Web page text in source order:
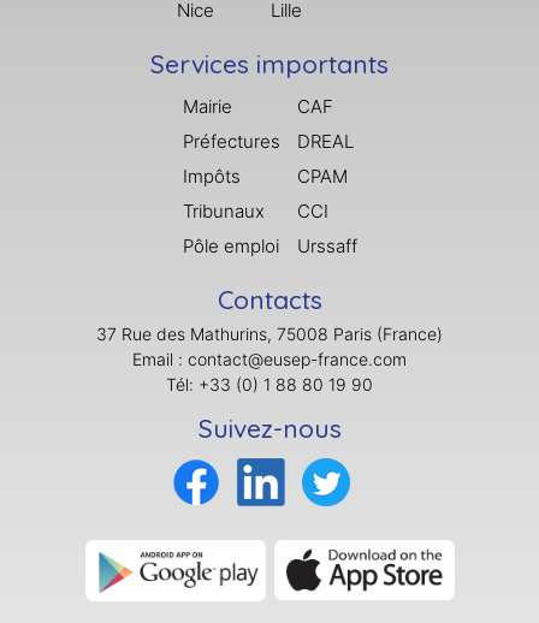
Nice
Lille
Services importants
Mairie
Préfectures
Impôts
Tribunaux
Pôle emploi
CAF
DREAL
CPAM
CCI
Urssaff
Contacts
37 Rue des Mathurins, 75008 Paris (France)
Email : contact@eusep-france.com
Tél: +33 (0) 1 88 80 19 90
Suivez-nous